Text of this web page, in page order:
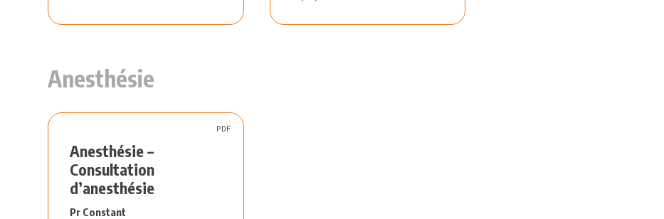
Anesthésie
Anesthésie –
Consultation
d’anesthésie
Pr Constant
PDF